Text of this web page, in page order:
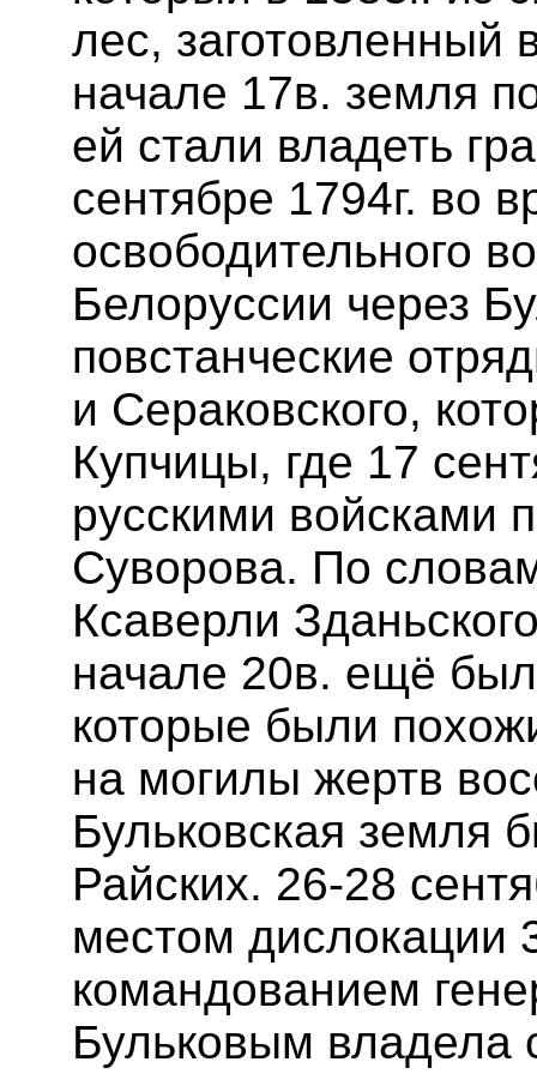
лес, заготовленный
начале 17в. земля
ей стали владеть
сентябре 1794г. во
освободительного
Белоруссии через
повстанческие
и Сераковского,
Купчицы, где 17
русскими войсками
Суворова. По
Ксаверли
начале 20в. ещё
которые были
на могилы жертв
Бульковская земля
Райских. 26-28
местом дислокации
командованием
Бульковым владела